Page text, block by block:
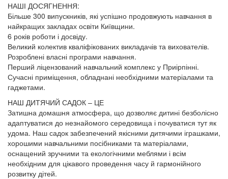
НАШІ ДОСЯГНЕННЯ:
Більше 300 випускників, які успішно продовжують навчання в
найкращих закладах освіти Київщини.
6 років роботи і досвіду.
Великий колектив кваліфікованих викладачів та вихователів.
Розроблені власні програми навчання.
Перший ліцензований навчальний комплекс у Приірпінні.
Сучасні приміщення, обладнані необхідними матеріалами та
гаджетами.
НАШ ДИТЯЧИЙ САДОК – ЦЕ
Затишна домашня атмосфера, що дозволяє дитині безболісно
адаптуватися до незнайомого середовища і почуватися тут як
удома. Наш садок забезпечений якісними дитячими іграшками,
хорошими навчальними посібниками та матеріалами,
оснащений зручними та екологічними меблями і всім
необхідним для цікавого проведення часу й гармонійного
розвитку дітей.